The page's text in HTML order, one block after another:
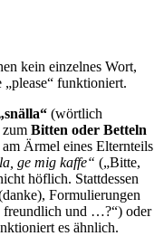
kein einzelnes Wort,
funktioniert.
(wörtlich
zum Bitten oder Betteln
Ärmel eines Elternteils
ge mig kaffe“ („Bitte,
höflich. Stattdessen
Formulierungen
freundlich und …?“) oder
es ähnlich.